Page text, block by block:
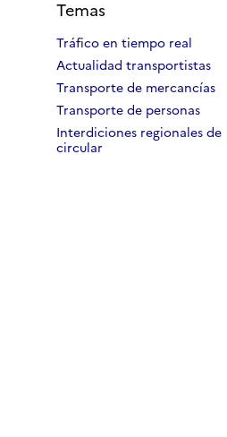
Temas
Tráfico en tiempo real
Actualidad transportistas
Transporte de mercancías
Transporte de personas
Interdiciones regionales de
circular